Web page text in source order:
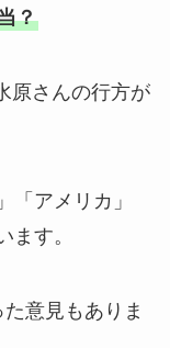
？
原さんの行方が
「アメリカ」
ます。
意見もありま